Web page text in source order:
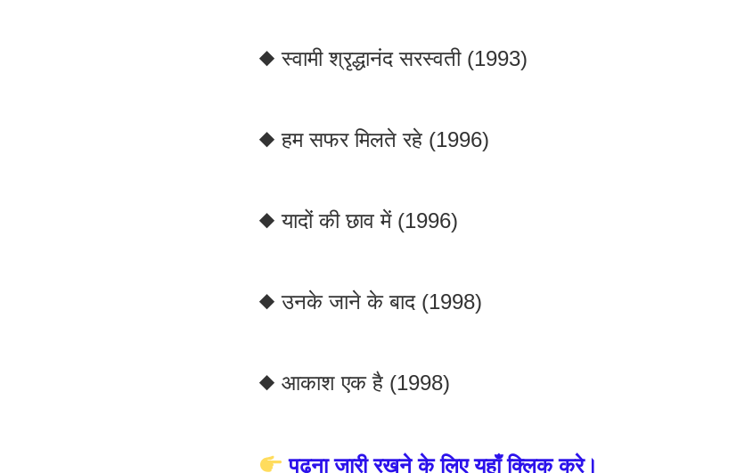
◆ स्वामी श्रृद्धानंद सरस्वती (1993)
◆ हम सफर मिलते रहे (1996)
◆ यादों की छाव में (1996)
◆ उनके जाने के बाद (1998)
◆ आकाश एक है (1998)
पढ़ना जारी रखने के लिए यहाँ क्लिक करे।